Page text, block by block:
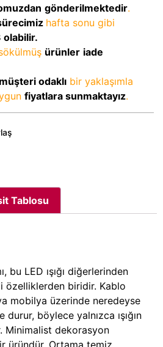
gönderilmektedir.
hafta sonu gibi
olabilir.
ürünler iade
müşteri odaklı bir yaklaşımla
fiyatlara sunmaktayız.
Tablosu
bu LED ışığı diğerlerinden
özelliklerden biridir. Kablo
mobilya üzerinde neredeyse
böylece yalnızca ışığın
Minimalist dekorasyon
üründür. Ortama temiz,